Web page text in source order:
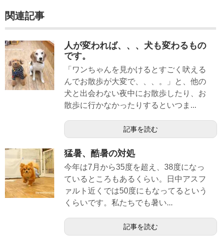
関連記事
人が変われば、、、犬も変わるもの
です。
「ワンちゃんを見かけるとすごく吠える
んでお散歩が大変で、、、。」と、他の
犬と出会わない夜中にお散歩したり、お
散歩に行かなかったりするといつま...
記事を読む
猛暑、酷暑の対処
今年は7月から35度を超え、38度になっ
ているところもあるくらい。日中アスフ
ァルト近くでは50度にもなってるという
くらいです。私たちでも暑い...
記事を読む